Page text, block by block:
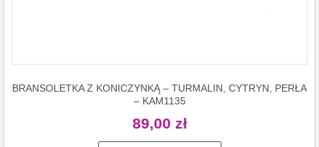
BRANSOLETKA Z KONICZYNKĄ – TURMALIN, CYTRYN, PERŁA
– KAM1135
89,00 zł